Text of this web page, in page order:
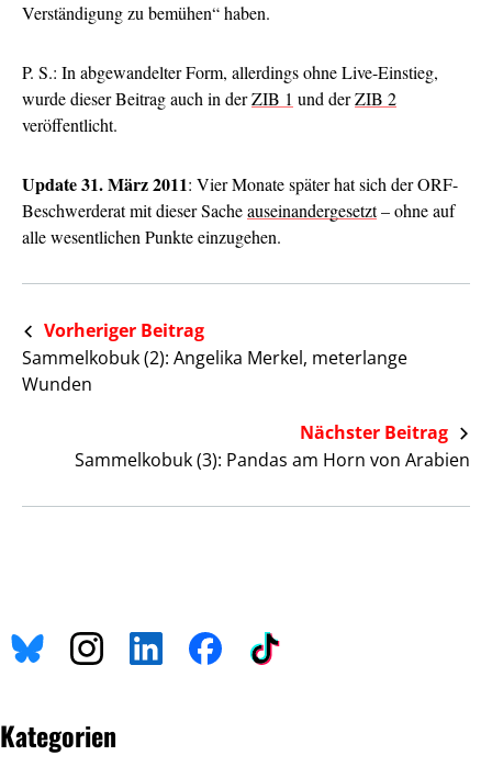
Verständigung zu bemühen“ haben.
P. S.: In abgewandelter Form, allerdings ohne Live-Einstieg,
wurde dieser Beitrag auch in derZIB 1 und derZIB 2
veröffentlicht.
Update 31. März 2011: Vier Monate später hat sich der ORF-
Beschwerderat mit dieser Sacheauseinandergesetzt– ohne auf
alle wesentlichen Punkte einzugehen.
Vorheriger Beitrag
Sammelkobuk (2): Angelika Merkel, meterlange
Wunden
Nächster Beitrag
Sammelkobuk (3): Pandas am Horn von Arabien
Kategorien